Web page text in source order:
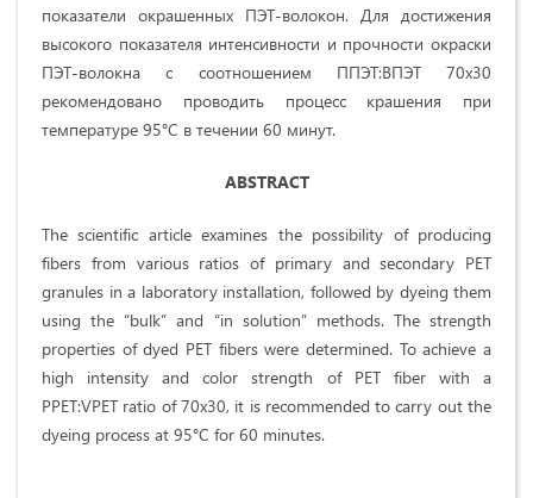
показатели окрашенных ПЭТ-волокон. Для достижения
высокого показателя интенсивности и прочности окраски
ПЭТ-волокна с соотношением ППЭТ:ВПЭТ 70х30
рекомендовано проводить процесс крашения при
температуре 95°С в течении 60 минут.
ABSTRACT
The scientific article examines the possibility of producing
fibers from various ratios of primary and secondary PET
granules in a laboratory installation, followed by dyeing them
using the “bulk” and “in solution” methods. The strength
properties of dyed PET fibers were determined. To achieve a
high intensity and color strength of PET fiber with a
PPET:VPET ratio of 70x30, it is recommended to carry out the
dyeing process at 95°C for 60 minutes.